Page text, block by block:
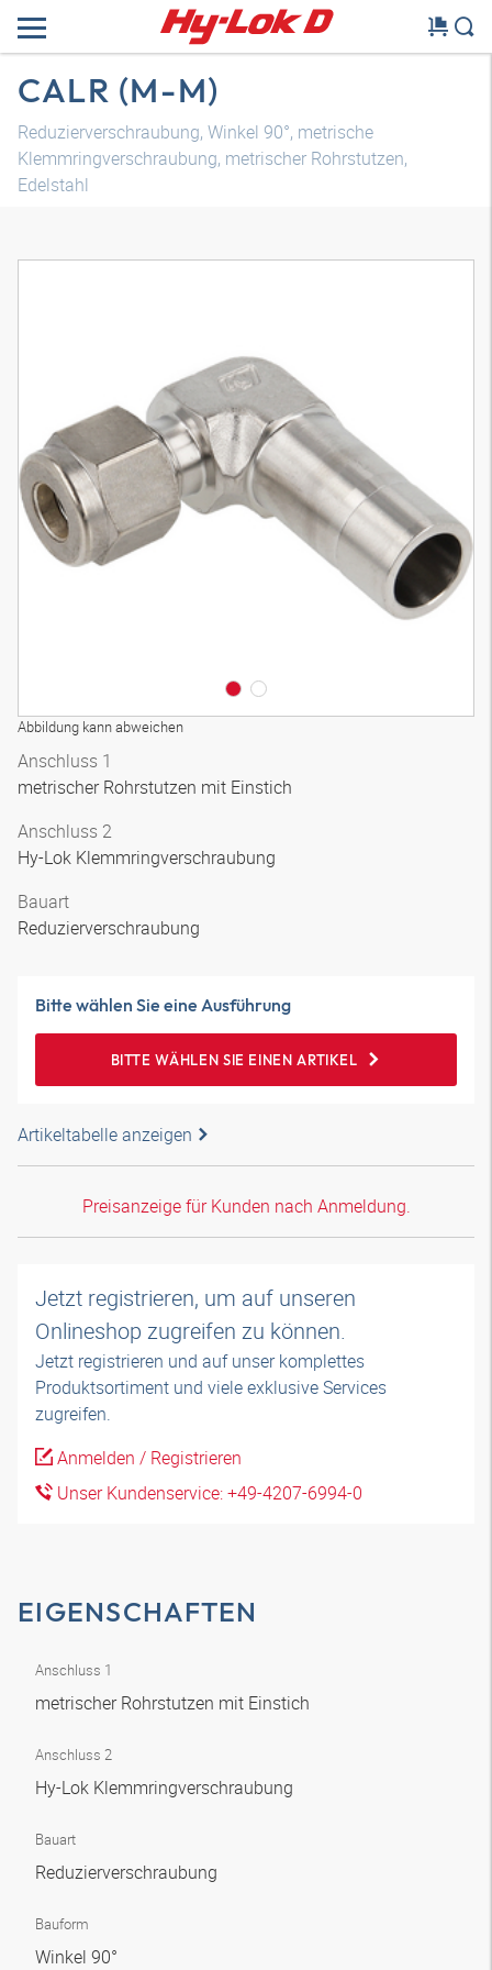
CALR (M-M)
Reduzierverschraubung, Winkel 90°, metrische
Klemmringverschraubung, metrischer Rohrstutzen,
Edelstahl
Abbildung kann abweichen
Anschluss 1
metrischer Rohrstutzen mit Einstich
Anschluss 2
Hy-Lok Klemmringverschraubung
Bauart
Reduzierverschraubung
Bitte wählen Sie eine Ausführung
BITTE WÄHLEN SIE EINEN ARTIKEL
Artikeltabelle anzeigen
Preisanzeige für Kunden nach Anmeldung.
Jetzt registrieren, um auf unseren
Onlineshop zugreifen zu können.
Jetzt registrieren und auf unser komplettes
Produktsortiment und viele exklusive Services
zugreifen.
Anmelden / Registrieren
Unser Kundenservice: +49-4207-6994-0
EIGENSCHAFTEN
Anschluss 1
metrischer Rohrstutzen mit Einstich
Anschluss 2
Hy-Lok Klemmringverschraubung
Bauart
Reduzierverschraubung
Bauform
Winkel 90°